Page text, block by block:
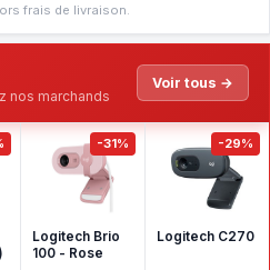
frais de livraison.
nos marchands
Voir tous →
-31%
Logitech Brio
100 - Rose
-29%
Logitech C270